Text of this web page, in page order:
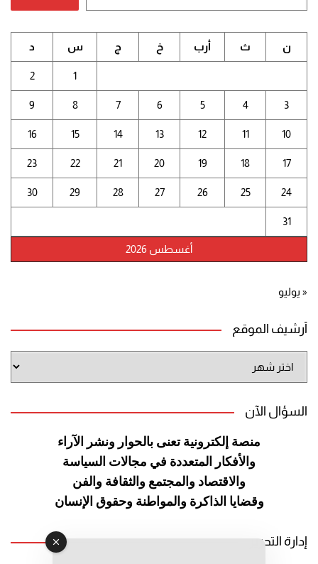
أغسطس 2026
ن ث أرب خ ج س د
1
2
3
4
5
6
7
8
9
10
11
12
13
14
15
16
17
18
19
20
21
22
23
24
25
26
27
28
29
30
31
« يوليو
أرشيف الموقع
الموقع
السؤال الآن
منصة إلكترونية تعنى بالحوار ونشر الآراء
والأفكار المتعددة في مجالات السياسة
والاقتصاد والمجتمع والثقافة والفن
وقضايا الذاكرة والمواطنة وحقوق الإنسان
إدارة التحرير